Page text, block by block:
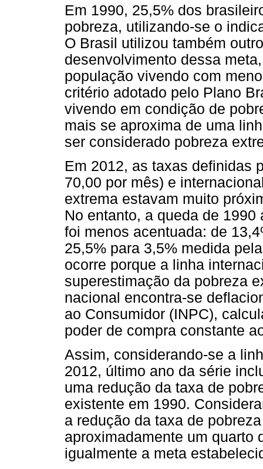
Em 1990, 25,5% dos
pobreza, utilizando-se o
O Brasil utilizou também
desenvolvimento dessa
população vivendo com
critério adotado pelo Plano
vivendo em condição de
mais se aproxima de uma
ser considerado pobreza
Em 2012, as taxas definidas
70,00 por mês) e
extrema estavam muito
No entanto, a queda de
foi menos acentuada: de
25,5% para 3,5% medida
ocorre porque a linha
superestimação da pobreza
nacional encontra-se
ao Consumidor (INPC),
poder de compra constante
Assim, considerando-se a
2012, último ano da série
uma redução da taxa de
existente em 1990.
a redução da taxa de
aproximadamente um quarto
igualmente a meta